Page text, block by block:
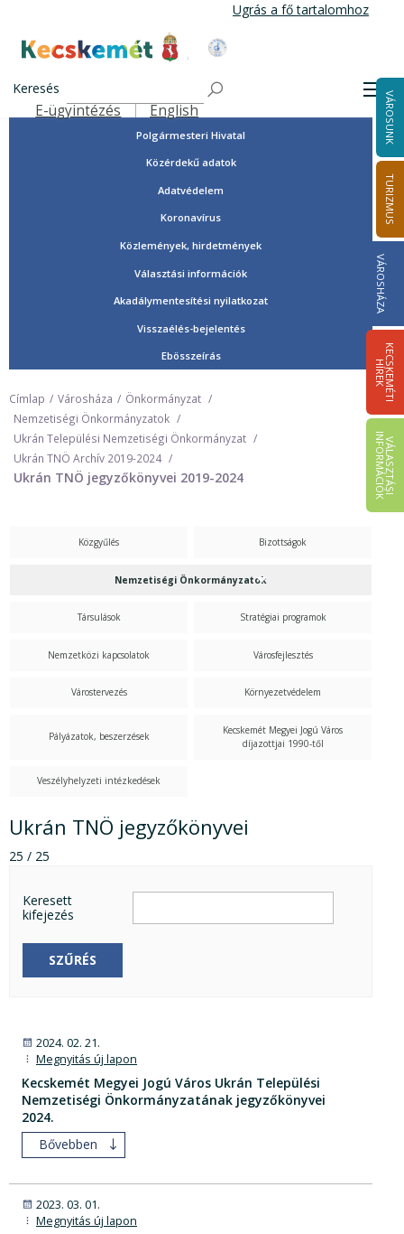
tartalomra
Ugrás a fő tartalomhoz
Kecskemét Város Honlapja
Keresés
Felső navigáció
E-ügyintézés English VÁROSUNK
TURIZMUS
VÁROSHÁZA
K
E
C
S
K
E
M
É
T
I
HÍ
R
E
K
V
Á
L
A
S
Z
T
Á
S
I
IN
F
O
R
M
Á
C
I
Ó
K
Tisztségviselők, képviselők
Országgyűlési képviselők
Önkormányzat
Polgármesteri Hivatal
Közérdekű adatok
Adatvédelem
Koronavírus
Közlemények, hirdetmények
Választási információk
Akadálymentesítési nyilatkozat
Visszaélés-bejelentés
Ebösszeírás
Címlap Városháza
Önkormányzat
Nemzetiségi Önkormányzatok
Ukrán Települési Nemzetiségi Önkormányzat
Ukrán TNÖ Archív 2019-2024
Ukrán TNÖ jegyzőkönyvei 2019-2024
Közgyűlés Bizottságok
Nemzetiségi Önkormányzatok
Társulások Stratégiai programok
Nemzetközi kapcsolatok Városfejlesztés
Várostervezés Környezetvédelem
Pályázatok, beszerzések
Kecskemét Megyei Jogú Város
díjazottjai 1990-től
Veszélyhelyzeti intézkedések
Ukrán TNÖ jegyzőkönyvei
25 / 25
Keresett
kifejezés
SZŰRÉS
2024. 02. 21.
Megnyitás új lapon
Kecskemét Megyei Jogú Város Ukrán Települési
Nemzetiségi Önkormányzatának jegyzőkönyvei
2024.
Bővebben
2023. 03. 01.
Megnyitás új lapon